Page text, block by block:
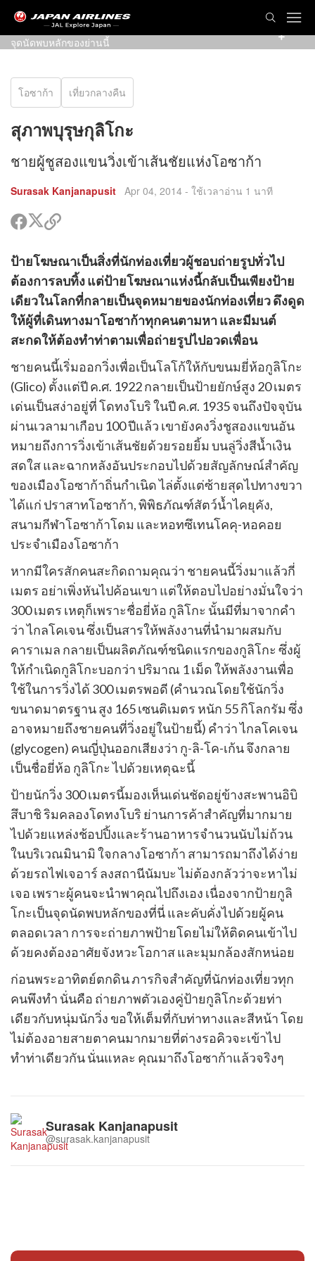
แสงไฟนีออนจากป้ายกูลิโกะเด่นเป็นสง่า ริมคลองโดทงโบริ
จุดนัดพบหลักของย่านนี้
โอซาก้า เที่ยวกลางคืน
สุภาพบุรุษกุลิโกะ
ชายผู้ชูสองแขนวิ่งเข้าเส้นชัยแห่งโอซาก้า
Surasak Kanjanapusit Apr 04, 2014 - ใช้เวลาอ่าน 1 นาที
แชร์
บุค
แชร์
ใน
ต
เตอร์
คัด
ไป
แชร์
ป้ายโฆษณาเป็นสิ่งที่นักท่องเที่ยวผู้ชอบถ่ายรูปทั่วไป
ต้องการลบทิ้ง แต่ป้ายโฆษณาแห่งนี้กลับเป็นเพียงป้าย
เดียวในโลกที่กลายเป็นจุดหมายของนักท่องเที่ยว ดึงดูด
ให้ผู้ที่เดินทางมาโอซาก้าทุกคนตามหา และมีมนต์
สะกดให้ต้องทำท่าตามเพื่อถ่ายรูปไปอวดเพื่อน
ชายคนนี้เริ่มออกวิ่งเพื่อเป็นโลโก้ให้กับขนมยี่ห้อกูลิโกะ
(Glico) ตั้งแต่ปี ค.ศ. 1922 กลายเป็นป้ายยักษ์สูง 20 เมตร
เด่นเป็นสง่าอยู่ที่ โดทงโบริ ในปี ค.ศ. 1935 จนถึงปัจจุบัน
ผ่านเวลามาเกือบ 100 ปีแล้ว เขายังคงวิ่งชูสองแขนอัน
หมายถึงการวิ่งเข้าเส้นชัยด้วยรอยยิ้ม บนลู่วิ่งสีน้ำเงิน
สดใส และฉากหลังอันประกอบไปด้วยสัญลักษณ์สำคัญ
ของเมืองโอซาก้าถิ่นกำเนิด ไล่ตั้งแต่ซ้ายสุดไปทางขวา
ได้แก่ ปราสาทโอซาก้า, พิพิธภัณฑ์สัตว์น้ำไคยุคัง,
สนามกีฬาโอซาก้าโดม และหอทซึเทนโคคุ-หอคอย
ประจำเมืองโอซาก้า
หากมีใครสักคนสะกิดถามคุณว่า ชายคนนี้วิ่งมาแล้วกี่
เมตร อย่าเพิ่งหันไปค้อนเขา แต่ให้ตอบไปอย่างมั่นใจว่า
300 เมตร เหตุก็เพราะชื่อยี่ห้อ กูลิโกะ นั้นมีที่มาจากคำ
ว่า ไกลโคเจน ซึ่งเป็นสารให้พลังงานที่นำมาผสมกับ
คาราเมล กลายเป็นผลิตภัณฑ์ชนิดแรกของกูลิโกะ ซึ่งผู้
ให้กำเนิดกูลิโกะบอกว่า ปริมาณ 1 เม็ด ให้พลังงานเพื่อ
ใช้ในการวิ่งได้ 300 เมตรพอดี (คำนวณโดยใช้นักวิ่ง
ขนาดมาตรฐาน สูง 165 เซนติเมตร หนัก 55 กิโลกรัม ซึ่ง
อาจหมายถึงชายคนที่วิ่งอยู่ในป้ายนี้) คำว่า ไกลโคเจน
(glycogen) คนญี่ปุ่นออกเสียงว่า กู-ลิ-โค-เก้น จึงกลาย
เป็นชื่อยี่ห้อ กูลิโกะ ไปด้วยเหตุฉะนี้
ป้ายนักวิ่ง 300 เมตรนี้มองเห็นเด่นชัดอยู่ข้างสะพานอิบิ
สึบาชิ ริมคลองโดทงโบริ ย่านการค้าสำคัญที่มากมาย
ไปด้วยแหล่งช้อปปิ้งและร้านอาหารจำนวนนับไม่ถ้วน
ในบริเวณมินามิ ใจกลางโอซาก้า สามารถมาถึงได้ง่าย
ด้วยรถไฟเจอาร์ ลงสถานีนัมบะ ไม่ต้องกลัวว่าจะหาไม่
เจอ เพราะผู้คนจะนำพาคุณไปถึงเอง เนื่องจากป้ายกูลิ
โกะเป็นจุดนัดพบหลักของที่นี่ และคับคั่งไปด้วยผู้คน
ตลอดเวลา การจะถ่ายภาพป้ายโดยไม่ให้ติดคนเข้าไป
ด้วยคงต้องอาศัยจังหวะโอกาส และมุมกล้องสักหน่อย
ก่อนพระอาทิตย์ตกดิน ภารกิจสำคัญที่นักท่องเที่ยวทุก
คนพึงทำ นั่นคือ ถ่ายภาพตัวเองคู่ป้ายกูลิโกะด้วยท่า
เดียวกับหนุ่มนักวิ่ง ขอให้เต็มที่กับท่าทางและสีหน้า โดย
ไม่ต้องอายสายตาคนมากมายที่ต่างรอคิวจะเข้าไป
ทำท่าเดียวกัน นั่นแหละ คุณมาถึงโอซาก้าแล้วจริงๆ
Surasak Kanjanapusit
@surasak.kanjanapusit